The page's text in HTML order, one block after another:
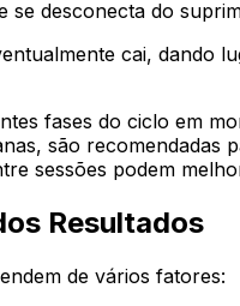
se desconecta do
cai, dando
fases do ciclo em
são
sessões podem
Resultados
de vários fatores: